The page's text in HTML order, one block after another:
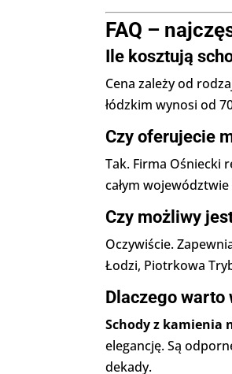
FAQ –
Ile kosztują
Cena zależy od
łódzkim wynosi od
Czy oferujecie
Tak. Firma Ośniecki
całym
Czy możliwy
Oczywiście.
Łodzi, Piotrkowa
Dlaczego warto
Schody z kamienia
elegancję. Są
dekady.